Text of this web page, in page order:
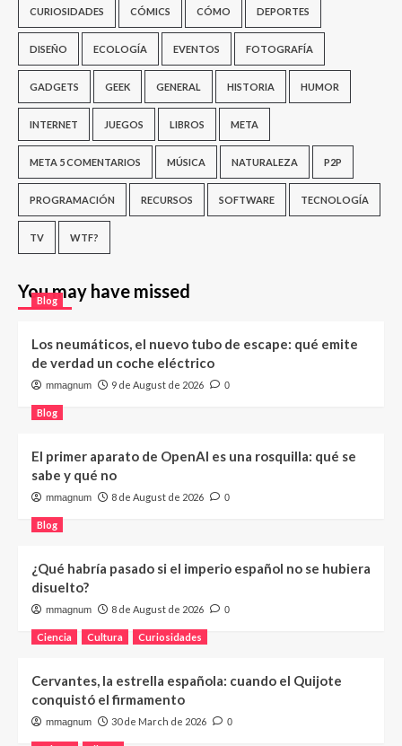
CURIOSIDADES CÓMICS CÓMO DEPORTES
DISEÑO ECOLOGÍA EVENTOS FOTOGRAFÍA
GADGETS GEEK GENERAL HISTORIA HUMOR
INTERNET JUEGOS LIBROS META
META 5 COMENTARIOS MÚSICA NATURALEZA P2P
PROGRAMACIÓN RECURSOS SOFTWARE TECNOLOGÍA
TV WTF?
You may have missed
Blog
Los neumáticos, el nuevo tubo de escape: qué emite
de verdad un coche eléctrico
mmagnum 9 de August de 2026 0
Blog
El primer aparato de OpenAI es una rosquilla: qué se
sabe y qué no
mmagnum 8 de August de 2026 0
Blog
¿Qué habría pasado si el imperio español no se hubiera
disuelto?
mmagnum 8 de August de 2026 0
Ciencia Cultura Curiosidades
Cervantes, la estrella española: cuando el Quijote
conquistó el firmamento
mmagnum 30 de March de 2026 0